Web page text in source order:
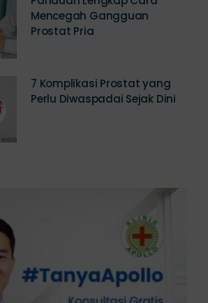
Panduan Lengkap Cara
Mencegah Gangguan
Prostat Pria
7 Komplikasi Prostat yang
Perlu Diwaspadai Sejak Dini